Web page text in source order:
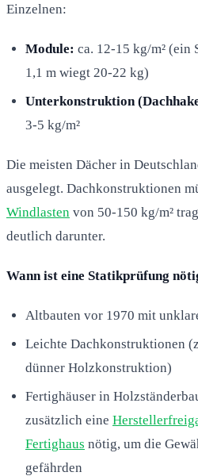
Einzelnen:
Module: ca. 12-15 kg/m² (ein
1,1 m wiegt 20-22 kg)
Unterkonstruktion
3-5 kg/m²
Die meisten Dächer in
ausgelegt. Dachkonstruktionen
Windlasten von 50-150 kg/m²
deutlich darunter.
Wann ist eine Statikprüfung
Altbauten vor 1970 mit
Leichte Dachkonstruktionen
dünner Holzkonstruktion)
Fertighäuser in
zusätzlich eine
Fertighaus nötig, um die
gefährden